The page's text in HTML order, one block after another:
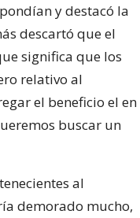
y destacó la
descartó que el
significa que los
relativo al
el beneficio el en
buscar un
al
demorado mucho,